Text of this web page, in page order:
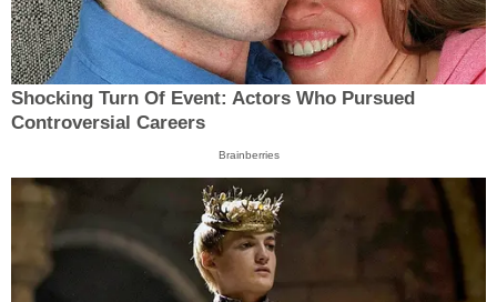
Shocking Turn Of Event: Actors Who Pursued
Controversial Careers
Brainberries